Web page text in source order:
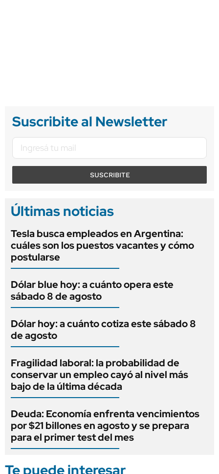
Suscribite al Newsletter
SUSCRIBITE
Últimas noticias
Tesla busca empleados en Argentina:
cuáles son los puestos vacantes y cómo
postularse
Dólar blue hoy: a cuánto opera este
sábado 8 de agosto
Dólar hoy: a cuánto cotiza este sábado 8
de agosto
Fragilidad laboral: la probabilidad de
conservar un empleo cayó al nivel más
bajo de la última década
Deuda: Economía enfrenta vencimientos
por $21 billones en agosto y se prepara
para el primer test del mes
Te puede interesar